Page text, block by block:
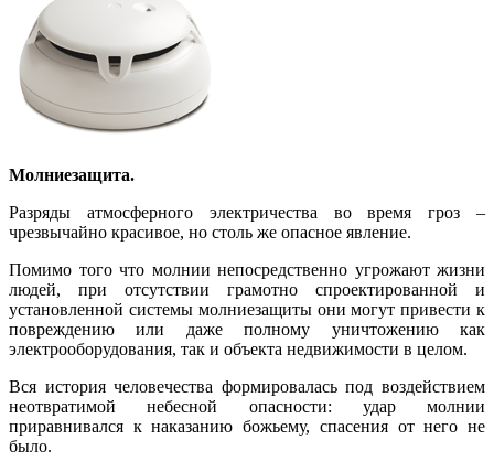
Молниезащита.
Разряды атмосферного электричества во время гроз –
чрезвычайно красивое, но столь же опасное явление.
Помимо того что молнии непосредственно угрожают жизни
людей, при отсутствии грамотно спроектированной и
установленной системы молниезащиты они могут привести к
повреждению или даже полному уничтожению как
электрооборудования, так и объекта недвижимости в целом.
Вся история человечества формировалась под воздействием
неотвратимой небесной опасности: удар молнии
приравнивался к наказанию божьему, спасения от него не
было.